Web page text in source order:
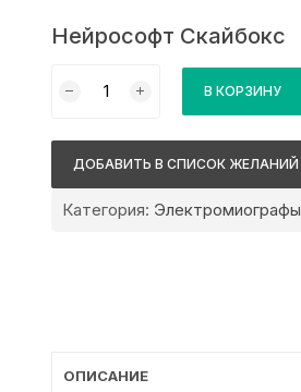
Нейрософт Скайбокс
товара
В КОРЗИНУ
ДОБАВИТЬ В СПИСОК ЖЕЛАНИЙ
Категория: Электромиографы
ОПИСАНИЕ